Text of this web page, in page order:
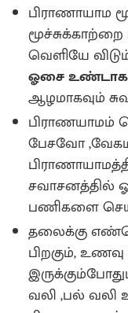
பிராணாயாம
வெளியே
ஓசை
ஆழமாகவும்
பிராணயாமம்
பேசவோ
சவாசனத்தில்
பணிகளை
தலைக்கு
பிறகும்,
வலி ,பல்